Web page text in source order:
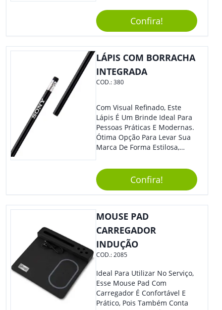
Confira!
LÁPIS COM BORRACHA
INTEGRADA
COD.:380
Com Visual Refinado, Este
Lápis É Um Brinde Ideal Para
Pessoas Práticas E Modernas.
Ótima Opção Para Levar Sua
Marca De Forma Estilosa,
Empresa Em Eventos,
Reuniões Corporativas Ou Até
Mesmo Para Presentear
Colaboradores E Parceiros De
Sua Empresa.
Confira!
MOUSE PAD
CARREGADOR
INDUÇÃO
COD.:2085
Ideal Para Utilizar No Serviço,
Esse Mouse Pad Com
Carregador É Confortável E
Prático, Pois Também Conta